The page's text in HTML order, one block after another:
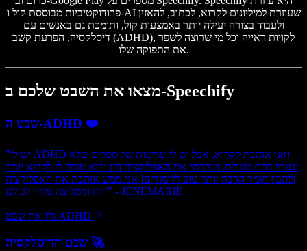
פרודוקטיביות מבוססת קול ו-AI שעוזרת למיליונים לקרוא, לכתוב, להאזין
ולעבוד בצורה יעילה יותר באמצעות קול, ותומכת גם באנשים עם
דיסלקסיה, הפרעת קשב (ADHD), לקויות ראייה וכל מי שרוצה לשפר
את התפוקה שלו.
מצאו את השבט שלכם ב-Speechify
שבט ה-ADHD ❤️
"יש לי ADHD ואני אוהבת לקרוא, אבל יש לי ערימות של ספרים שלא
נגעתי בהם מעולם. הורדתי את האפליקציה הזו והיא עזרה לי לקרוא יותר
ולהבין חומר הרבה יותר טוב ללימודים! אני ממש אוהבת את האפליקציה
הזו וממליצה עליה לכולם!" - JENEMARIE
גלו את שבט ADHD
שבט הדיסלקסיה 🚀